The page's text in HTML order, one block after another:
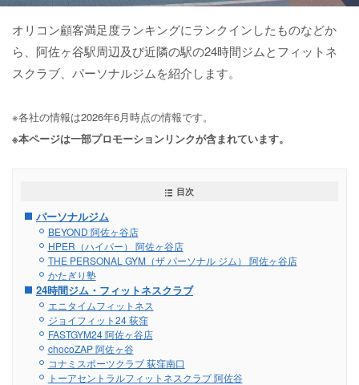
オリコン顧客満足度ランキングにランクインしたものなどか
ら、阿佐ヶ谷駅周辺及び近隣の駅の24時間ジムとフィットネ
スクラブ、パーソナルジムを紹介します。
※各社の情報は2026年6月時点の情報です。
※本ページは一部プロモーションリンクが含まれています。
目次
パーソナルジム
BEYOND 阿佐ヶ谷店
HPER（ハイパー） 阿佐ヶ谷店
THE PERSONAL GYM（ザ パーソナル ジム） 阿佐ヶ谷店
かたぎり塾
24時間ジム・フィットネスクラブ
エニタイムフィットネス
ジョイフィット24 荻窪
FASTGYM24 阿佐ヶ谷店
chocoZAP 阿佐ヶ谷
コナミスポーツクラブ 荻窪南口
トーアセントラルフィットネスクラブ 阿佐谷